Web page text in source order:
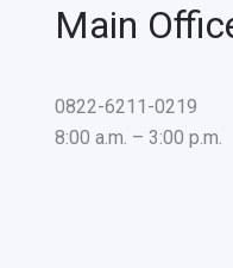
Main
0822-6211-0219
8:00 a.m. – 3:00 p.m.